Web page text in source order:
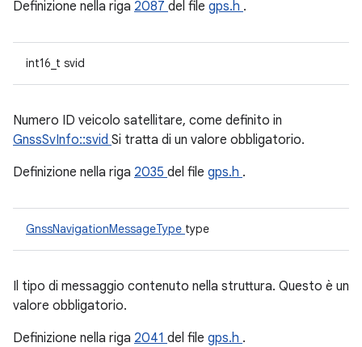
Definizione nella riga 2087 del file gps.h .
int16_t svid
Numero ID veicolo satellitare, come definito in
GnssSvInfo::svid Si tratta di un valore obbligatorio.
Definizione nella riga 2035 del file gps.h .
GnssNavigationMessageType type
Il tipo di messaggio contenuto nella struttura. Questo è un
valore obbligatorio.
Definizione nella riga 2041 del file gps.h .